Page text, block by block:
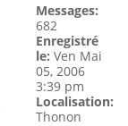
Messages:
682
Enregistré
le: Ven Mai
05, 2006
3:39 pm
Localisation:
Thonon